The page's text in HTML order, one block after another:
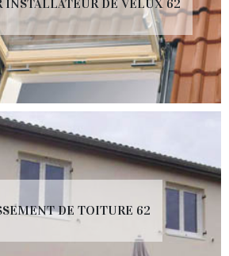
INSTALLATEUR DE VELUX 62
DE TOITURE 62